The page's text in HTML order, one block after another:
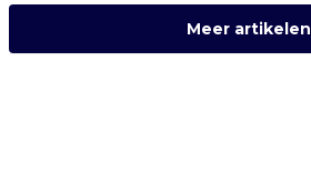
Meer artikelen